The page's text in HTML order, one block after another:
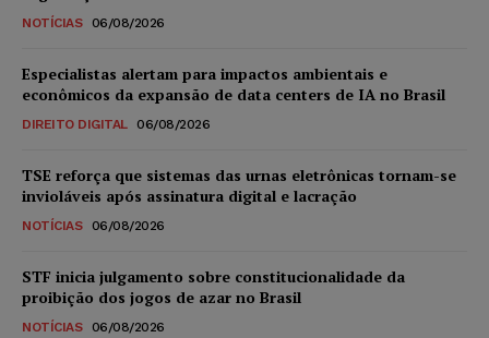
NOTÍCIAS 06/08/2026
Especialistas alertam para impactos ambientais e
econômicos da expansão de data centers de IA no Brasil
DIREITO DIGITAL 06/08/2026
TSE reforça que sistemas das urnas eletrônicas tornam-se
invioláveis após assinatura digital e lacração
NOTÍCIAS 06/08/2026
STF inicia julgamento sobre constitucionalidade da
proibição dos jogos de azar no Brasil
NOTÍCIAS 06/08/2026